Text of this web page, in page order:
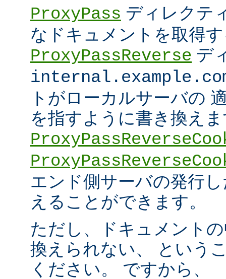
ProxyPass ディレクテ
なドキュメントを取得
ProxyPassReverse デ
トがローカルサーバの
を指すように書き換え
エンド側サーバの発行
えることができます。
ただし、ドキュメント
換えられない、 という
ください。 ですから、